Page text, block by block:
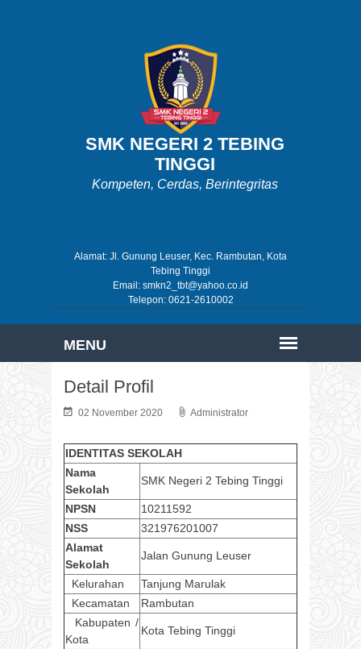
SMK NEGERI 2 TEBING
TINGGI
Kompeten, Cerdas, Berintegritas
Alamat: Jl. Gunung Leuser, Kec. Rambutan, Kota
Tebing Tinggi
Email: smkn2_tbt@yahoo.co.id
Telepon: 0621-2610002
Detail Profil
02 November 2020 Administrator
IDENTITAS SEKOLAH
Nama
Sekolah
SMK Negeri 2 Tebing Tinggi
NPSN
10211592
NSS
321976201007
Alamat
Sekolah
Jalan Gunung Leuser
Kelurahan
Tanjung Marulak
Kecamatan
Rambutan
Kabupaten /
Kota
Kota Tebing Tinggi